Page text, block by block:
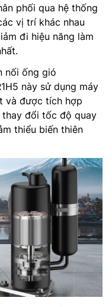
phối qua hệ thống
vị trí khác nhau
đi hiệu năng làm
nối ống gió
này sử dụng máy
và được tích hợp
thay đổi tốc độ quay
thiểu biến thiên